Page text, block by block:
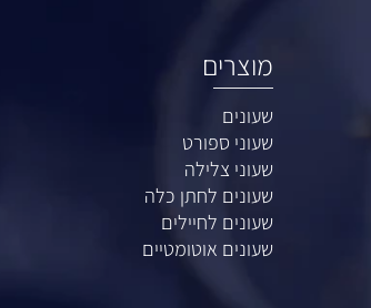
מוצרים
שעונים
שעוני ספורט